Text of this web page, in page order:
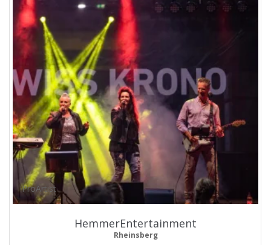
ProArtist
HemmerEntertainment
Rheinsberg